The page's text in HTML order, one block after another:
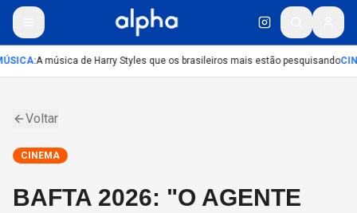
:A música de Harry Styles que os brasileiros mais estão pesquisando
Voltar
CINEMA
BAFTA 2026: "O AGENTE